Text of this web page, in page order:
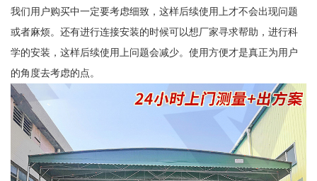
我们用户购买中一定要考虑细致，这样后续使用上才不会出现问题
或者麻烦。还有进行连接安装的时候可以想厂家寻求帮助，进行科
学的安装，这样后续使用上问题会减少。使用方便才是真正为用户
的角度去考虑的点。